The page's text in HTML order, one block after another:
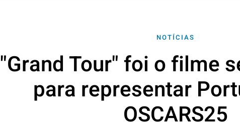
NOTÍCIAS
"Grand Tour" foi o filme
para representar
OSCARS25